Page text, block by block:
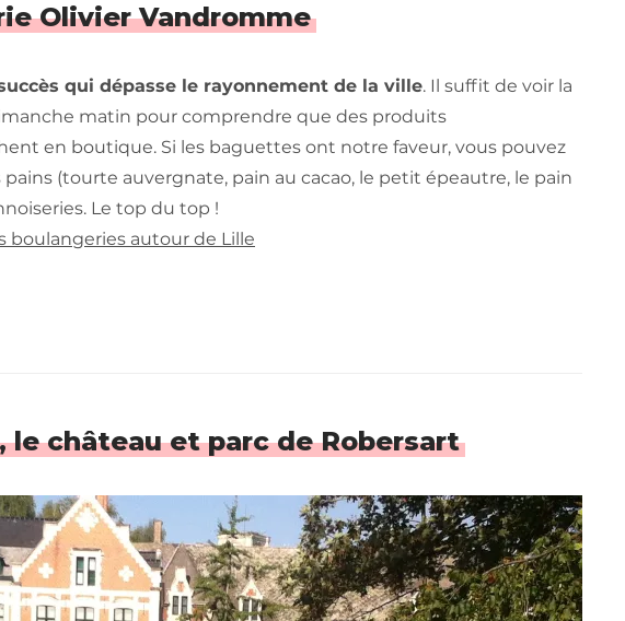
Olivier Vandromme
qui dépasse le rayonnement de la ville. Il suffit de voir la
matin pour comprendre que des produits
en boutique. Si les baguettes ont notre faveur, vous pouvez
(tourte auvergnate, pain au cacao, le petit épeautre, le pain
Le top du top !
boulangeries autour de Lille
le château et parc de Robersart